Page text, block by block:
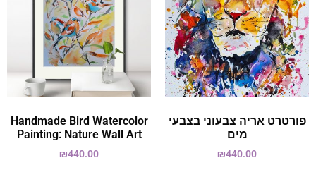
פורטרט אריה צבעוני בצבעי
מים
₪440.00
Handmade Bird Watercolor
Painting: Nature Wall Art
₪440.00